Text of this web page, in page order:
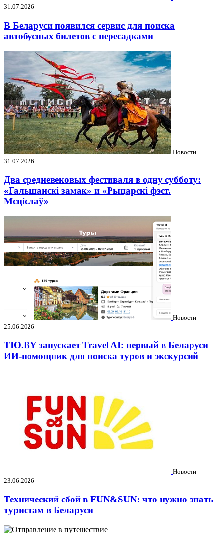
31.07.2026
В Беларуси появился сервис для поиска
автобусных билетов с пересадками
Новости
31.07.2026
Два средневековых фестиваля в одну субботу:
«Гальшанскі замак» и «Рыцарскі фэст.
Мсціслаў»
Новости
25.06.2026
TIO.BY запускает Travel AI: первый в Беларуси
ИИ-помощник для поиска туров и экскурсий
Новости
23.06.2026
Технический сбой в FUN&SUN: что нужно знать
туристам в Беларуси